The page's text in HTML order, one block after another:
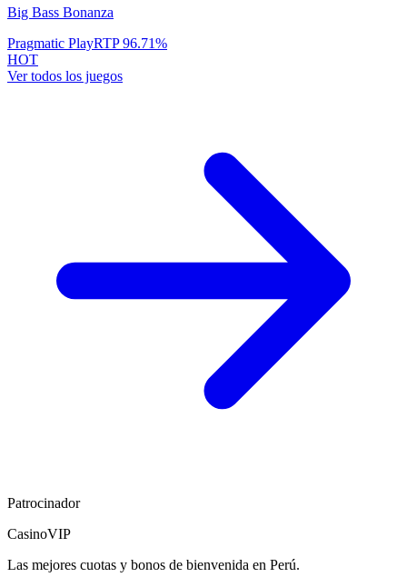
Big Bass Bonanza
Pragmatic PlayRTP96.71%
HOT
Ver todos los juegos
Patrocinador
CasinoVIP
Las mejores cuotas y bonos de bienvenida en Perú.